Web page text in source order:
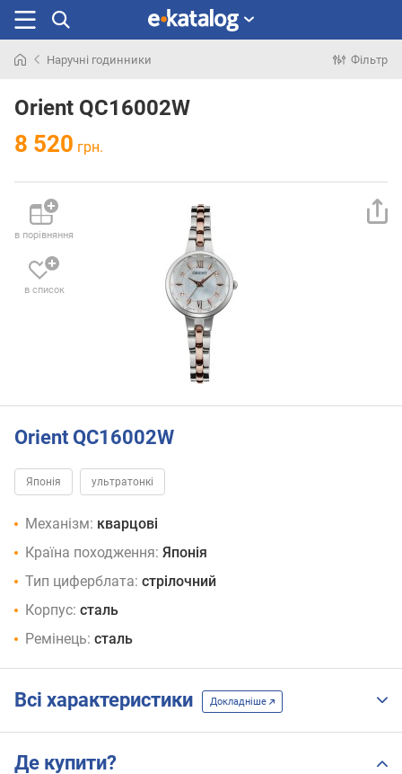
раніше
Наручні годинники Фільтр
Orient QC16002W
8 520 грн.
в порівняння
в список
Orient QC16002W
Японія ультратонкі
Механізм: кварцові
Країна походження: Японія
Тип циферблата: стрілочний
Корпус: сталь
Ремінець: сталь
Всі характеристики Докладніше
Де купити?